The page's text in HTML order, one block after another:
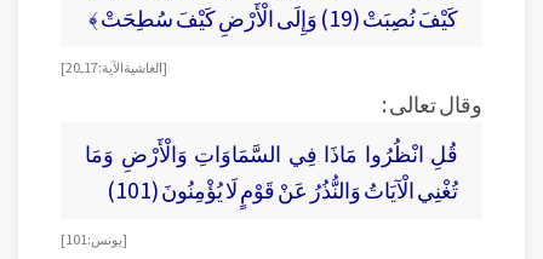
كَيْفَ نُصِبَتْ (19) وَإِلَى الْأَرْضِ كَيْفَ سُطِحَتْ ﴾
[ الغاشية الآية : 17 ـ 20 ]
وقال تعالى :
قُلِ انْظُرُوا مَاذَا فِي السَّمَاوَاتِ وَالْأَرْضِ وَمَا
تُغْنِي الْآيَاتُ وَالنُّذُرُ عَنْ قَوْمٍ لَا يُؤْمِنُونَ (101)
[ يونس : 101 ]